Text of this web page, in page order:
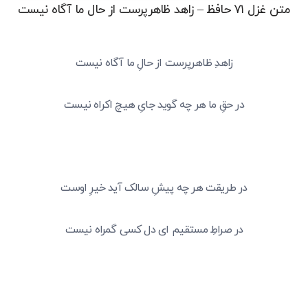
متن غزل ۷۱ حافظ – زاهد ظاهرپرست از حال ما آگاه نیست
زاهدِ ظاهرپرست از حالِ ما آگاه نیست
در حقِ ما هر چه گوید جایِ هیچ اکراه نیست
در طریقت هر چه پیشِ سالک آید خیرِ اوست
در صراطِ مستقیم ای دل کسی گمراه نیست